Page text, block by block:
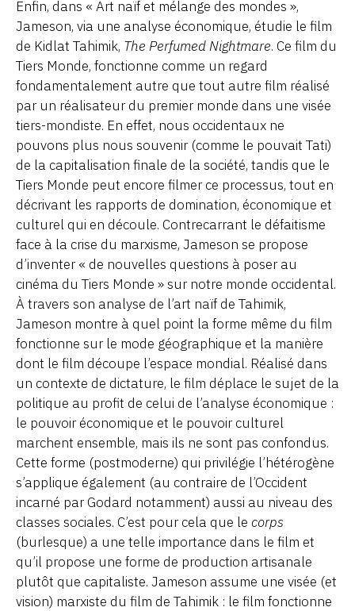
Enfin, dans « Art naïf et mélange des mondes »,
Jameson, via une analyse économique, étudie le film
de Kidlat Tahimik, The Perfumed Nightmare. Ce film du
Tiers Monde, fonctionne comme un regard
fondamentalement autre que tout autre film réalisé
par un réalisateur du premier monde dans une visée
tiers-mondiste. En effet, nous occidentaux ne
pouvons plus nous souvenir (comme le pouvait Tati)
de la capitalisation finale de la société, tandis que le
Tiers Monde peut encore filmer ce processus, tout en
décrivant les rapports de domination, économique et
culturel qui en découle. Contrecarrant le défaitisme
face à la crise du marxisme, Jameson se propose
d’inventer « de nouvelles questions à poser au
cinéma du Tiers Monde » sur notre monde occidental.
À travers son analyse de l’art naïf de Tahimik,
Jameson montre à quel point la forme même du film
fonctionne sur le mode géographique et la manière
dont le film découpe l’espace mondial. Réalisé dans
un contexte de dictature, le film déplace le sujet de la
politique au profit de celui de l’analyse économique :
le pouvoir économique et le pouvoir culturel
marchent ensemble, mais ils ne sont pas confondus.
Cette forme (postmoderne) qui privilégie l’hétérogène
s’applique également (au contraire de l’Occident
incarné par Godard notamment) aussi au niveau des
classes sociales. C’est pour cela que le corps
(burlesque) a une telle importance dans le film et
qu’il propose une forme de production artisanale
plutôt que capitaliste. Jameson assume une visée (et
vision) marxiste du film de Tahimik : le film fonctionne